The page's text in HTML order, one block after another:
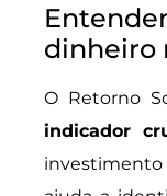
dinheiro
O Retorno
indicador
investimento